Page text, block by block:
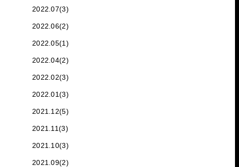
2022.07(3)
2022.06(2)
2022.05(1)
2022.04(2)
2022.02(3)
2022.01(3)
2021.12(5)
2021.11(3)
2021.10(3)
2021.09(2)